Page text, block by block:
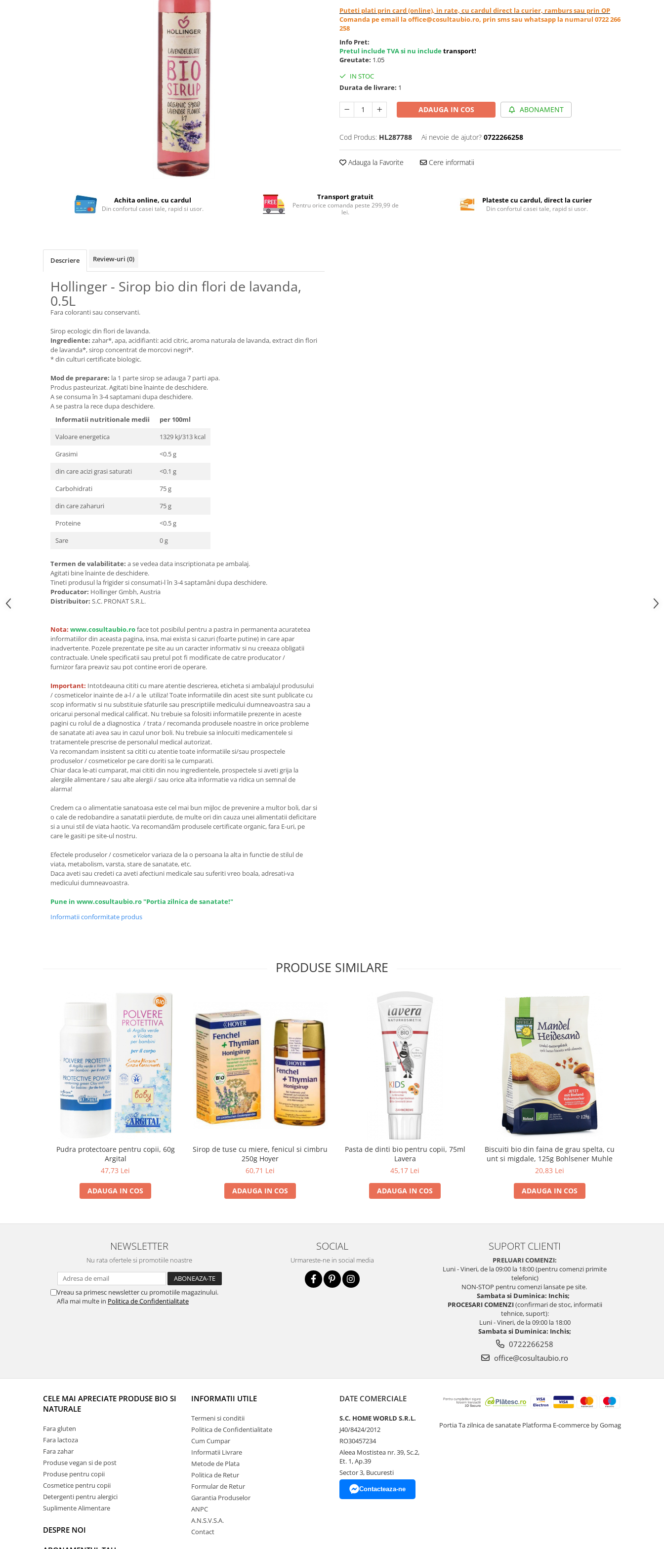
Fructe si legume Bio
Bauturi vegetale
Produse din carne
Sosuri, Ketchup bio
Pudre si prafuri
Conserve, Pateuri, creme
Leguminoase si seminte
Fermenti si gelifianti
Produse din soia
Produse care inlocuiesc carnea
Unt, alternativa unt
Bomboane, Caramele si Jeleuri
Biscuiti si napolitane
Zahar si indulcitori
Batoane
Guma de mestecat bio
Seminte, fructe uscate, samburi
Maioneza bio
Semipreparate
Specialitati si produse asiatice
Puteti plati prin card (online), in rate, cu cardul direct la curier, ramburs sau prin OP
Comanda pe email la office@cosultaubio.ro, prin sms sau whatsapp la numarul 0722 266
258
Info Pret:
Pretul include TVA si nu includetransport!
Greutate: 1.05
IN STOC
Durata de livrare: 1
ADAUGA IN COS ABONAMENT
Cod Produs: HL287788 Ai nevoie de ajutor? 0722266258
Adauga la Favorite Cere informatii
Achita online, cu cardul
Din confortul casei tale, rapid si usor.
Transport gratuit
Pentru orice comanda peste 299,99 de
lei.
Plateste cu cardul, direct la curier
Din confortul casei tale, rapid si usor.
Descriere Review-uri (0)
Hollinger - Sirop bio din flori de lavanda,
0.5L
Fara coloranti sau conservanti.
Sirop ecologic din flori de lavanda.
Ingrediente: zahar*, apa, acidifianti: acid citric, aroma naturala de lavanda, extract din flori
de lavanda*, sirop concentrat de morcovi negri*.
* din culturi certificate biologic.
Mod de preparare: la 1 parte sirop se adauga 7 parti apa.
Produs pasteurizat. Agitati bine înainte de deschidere.
A se consuma în 3-4 saptamani dupa deschidere.
A se pastra la rece dupa deschidere.
Informatii nutritionale medii
per 100ml
Valoare energetica
1329 kJ/313 kcal
Grasimi
<0.5 g
din care acizi grasi saturati
<0.1 g
Carbohidrati
75 g
din care zaharuri
75 g
Proteine
<0.5 g
Sare
0 g
Termen de valabilitate: a se vedea data inscriptionata pe ambalaj.
Agitati bine înainte de deschidere.
Tineti produsul la frigider si consumati-l în 3-4 saptamâni dupa deschidere.
Producator: Hollinger Gmbh, Austria
Distribuitor: S.C. PRONAT S.R.L.
Nota: www.cosultaubio.roface tot posibilul pentru a pastra in permanenta acuratetea
informatiilor din aceasta pagina, insa, mai exista si cazuri (foarte putine) in care apar
inadvertente. Pozele prezentate pe site au un caracter informativ si nu creeaza obligatii
contractuale. Unele specificatii sau pretul pot fi modificate de catre producator /
furnizor fara preaviz sau pot contine erori de operare.
Important: Intotdeauna cititi cu mare atentie descrierea, eticheta si ambalajul produsului
/ cosmeticelor inainte de a-l / a le utiliza! Toate informatiile din acest site sunt publicate cu
scop informativ si nu substituie sfaturile sau prescriptiile medicului dumneavoastra sau a
oricarui personal medical calificat. Nu trebuie sa folositi informatiile prezente in aceste
pagini cu rolul de a diagnostica / trata / recomanda produsele noastre in orice probleme
de sanatate ati avea sau in cazul unor boli. Nu trebuie sa inlocuiti medicamentele si
tratamentele prescrise de personalul medical autorizat.
Va recomandam insistent sa cititi cu atentie toate informatiile si/sau prospectele
produselor / cosmeticelor pe care doriti sa le cumparati.
Chiar daca le-ati cumparat, mai cititi din nou ingredientele, prospectele si aveti grija la
alergiile alimentare / sau alte alergii / sau orice alta informatie va ridica un semnal de
alarma!
Credem ca o alimentatie sanatoasa este cel mai bun mijloc de prevenire a multor boli, dar si
o cale de redobandire a sanatatii pierdute, de multe ori din cauza unei alimentatii deficitare
si a unui stil de viata haotic. Va recomandăm produsele certificate organic, fara E-uri, pe
care le gasiti pe site-ul nostru.
Efectele produselor / cosmeticelor variaza de la o persoana la alta in functie de stilul de
viata, metabolism, varsta, stare de sanatate, etc.
Daca aveti sau credeti ca aveti afectiuni medicale sau suferiti vreo boala, adresati-va
medicului dumneavoastra.
Pune in www.cosultaubio.ro "Portia zilnica de sanatate!"
Informatii conformitate produs
PRODUSE SIMILARE
Pudra protectoare pentru copii, 60g
Argital
47,73 Lei
ADAUGA IN COS
Sirop de tuse cu miere, fenicul si cimbru
250g Hoyer
60,71 Lei
ADAUGA IN COS
Pasta de dinti bio pentru copii, 75ml
Lavera
45,17 Lei
ADAUGA IN COS
Biscuiti bio din faina de grau spelta, cu
unt si migdale, 125g Bohlsener Muhle
20,83 Lei
ADAUGA IN COS
NEWSLETTER
Nu rata ofertele si promotiile noastre
Vreau sa primesc newsletter cu promotiile magazinului.
Afla mai multe in Politica de Confidentialitate
SOCIAL
Urmareste-ne in social media
SUPORT CLIENTI
PRELUARI COMENZI:
Luni - Vineri, de la 09:00 la 18:00 (pentru comenzi primite
telefonic)
NON-STOP pentru comenzi lansate pe site.
Sambata si Duminica: Inchis;
PROCESARI COMENZI(confirmari de stoc, informatii
tehnice, suport):
Luni - Vineri, de la 09:00 la 18:00
Sambata si Duminica: Inchis;
0722266258
office@cosultaubio.ro
CELE MAI APRECIATE PRODUSE BIO SI
NATURALE
Fara gluten
Fara lactoza
Fara zahar
Produse vegan si de post
Produse pentru copii
Cosmetice pentru copii
Detergenti pentru alergici
Suplimente Alimentare
DESPRE NOI
INFORMATII UTILE
Termeni si conditii
Politica de Confidentialitate
Cum Cumpar
Informatii Livrare
Metode de Plata
Politica de Retur
Formular de Retur
Garantia Produselor
ANPC
A.N.S.V.S.A.
Contact
DATE COMERCIALE
S.C. HOME WORLD S.R.L.
J40/8424/2012
RO30457234
Aleea Mostistea nr. 39, Sc.2,
Et. 1, Ap.39
Sector 3, Bucuresti
Contacteaza-ne
Portia Ta zilnica de sanatate Platforma E-commerce by Gomag